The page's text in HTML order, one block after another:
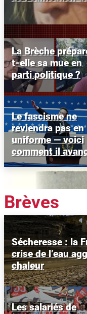
La Brèche
t-elle sa mue en
parti politique ?
Le fascisme ne
reviendra pas en
uniforme — voici
comment il
Brèves
Sécheresse : la
crise de l’eau
chaleur
Les salariés de